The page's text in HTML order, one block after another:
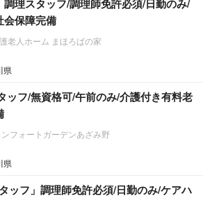
調理スタッフ/調理師免許必須/日勤のみ/
会保障完備
老人ホーム まほろばの家
県
ッフ/無資格可/午前のみ/介護付き有料老
フォートガーデンあざみ野
県
ッフ」調理師免許必須/日勤のみ/ケアハ